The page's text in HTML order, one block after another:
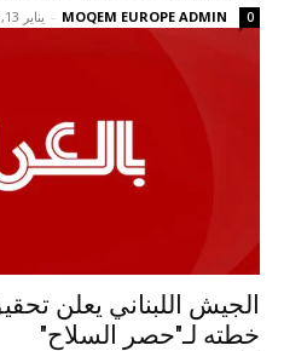
MOQEM EUROPE ADMIN
- يناير 13, 2026 0
الجيش اللبناني يعلن
خطته لـ"حصر السلاح"